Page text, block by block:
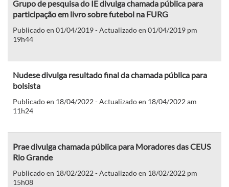
Grupo de pesquisa do IE divulga chamada pública para
participação em livro sobre futebol na FURG
Publicado en 01/04/2019 - Actualizado en 01/04/2019 pm
19h44
Nudese divulga resultado final da chamada pública para
bolsista
Publicado en 18/04/2022 - Actualizado en 18/04/2022 am
11h24
Prae divulga chamada pública para Moradores das CEUS
Rio Grande
Publicado en 18/02/2022 - Actualizado en 18/02/2022 pm
15h08